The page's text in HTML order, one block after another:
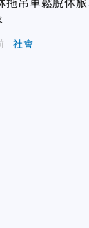
拖吊車鬆脫休
社會